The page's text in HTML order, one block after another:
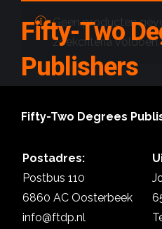
Fifty-Two
Publishers
Geen producten
zoekcriteria voldoen.
Fifty-Two Degrees
Postadres:
Postbus 110
6860 AC Oosterbeek
info@ftdp.nl